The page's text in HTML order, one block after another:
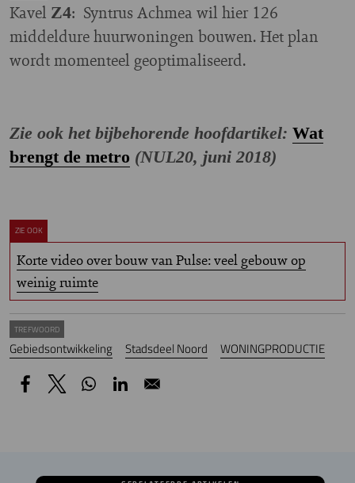
Kavel Z4: Syntrus Achmea wil hier 126
middeldure huurwoningen bouwen. Het plan
wordt momenteel geoptimaliseerd.
Zie ook het bijbehorende hoofdartikel: Wat
brengt de metro (NUL20, juni 2018)
ZIE OOK
Korte video over bouw van Pulse: veel gebouw op
weinig ruimte
TREFWOORD
Gebiedsontwikkeling Stadsdeel Noord WONINGPRODUCTIE